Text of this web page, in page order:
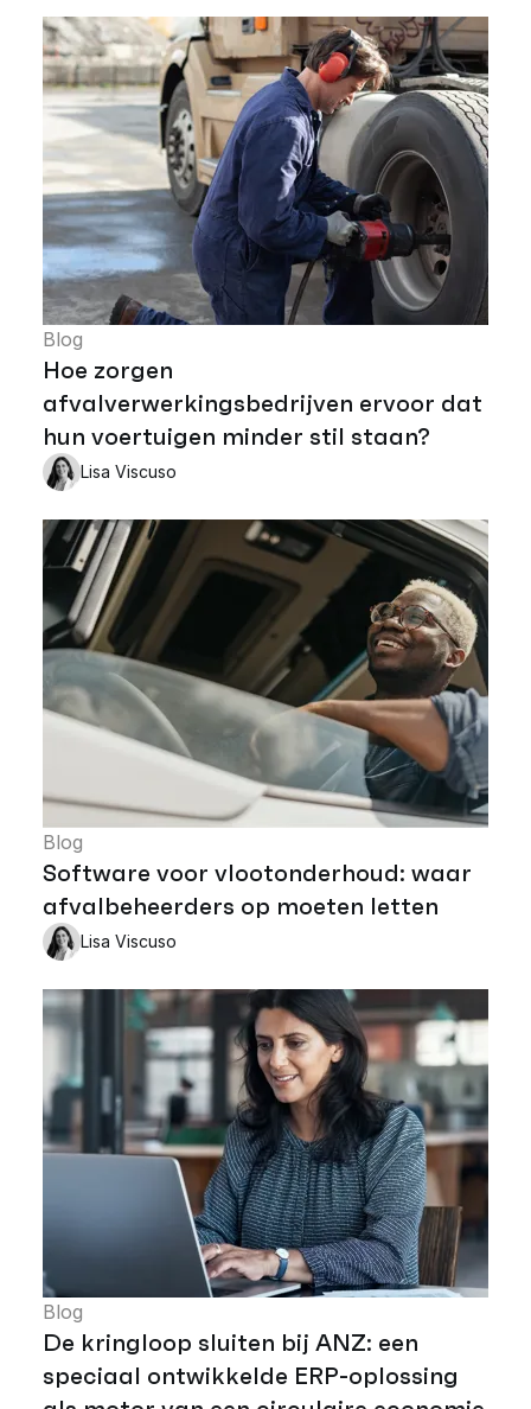
Blog
Hoe zorgen
afvalverwerkingsbedrijven ervoor dat
hun voertuigen minder stil staan?
Lisa Viscuso
Blog
Software voor vlootonderhoud: waar
afvalbeheerders op moeten letten
Lisa Viscuso
Blog
De kringloop sluiten bij ANZ: een
speciaal ontwikkelde ERP-oplossing